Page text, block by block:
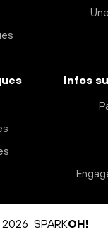
Infos
2026 SPARKOH!